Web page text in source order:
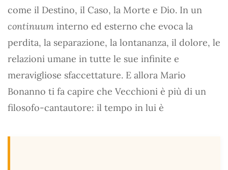
come il Destino, il Caso, la Morte e Dio. In un
continuum interno ed esterno che evoca la
perdita, la separazione, la lontananza, il dolore, le
relazioni umane in tutte le sue infinite e
meravigliose sfaccettature. E allora Mario
Bonanno ti fa capire che Vecchioni è più di un
filosofo-cantautore: il tempo in lui è